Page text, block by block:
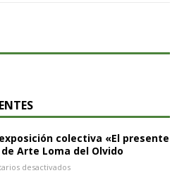
colectiva «El presente
Arte Loma del Olvido
desactivados